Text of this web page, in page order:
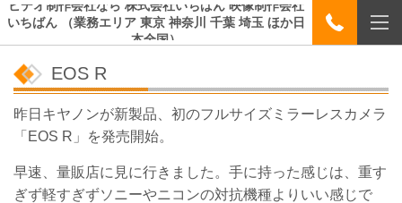
ビデオ制作会社なら 株式会社いちばん 映像制作会社
いちばん （業務エリア 東京 神奈川 千葉 埼玉 ほか日
本全国）
EOS R
昨日キヤノンが新製品、初のフルサイズミラーレスカメラ
「EOS R」を発売開始。
早速、量販店に見に行きました。手に持った感じは、重す
ぎず軽すぎずソニーやニコンの対抗機種よりいい感じで